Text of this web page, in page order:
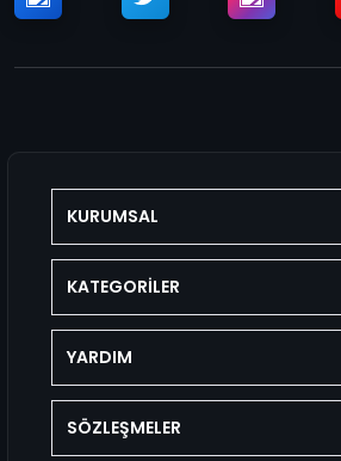
KURUMSAL
KATEGORİLER
YARDIM
SÖZLEŞMELER